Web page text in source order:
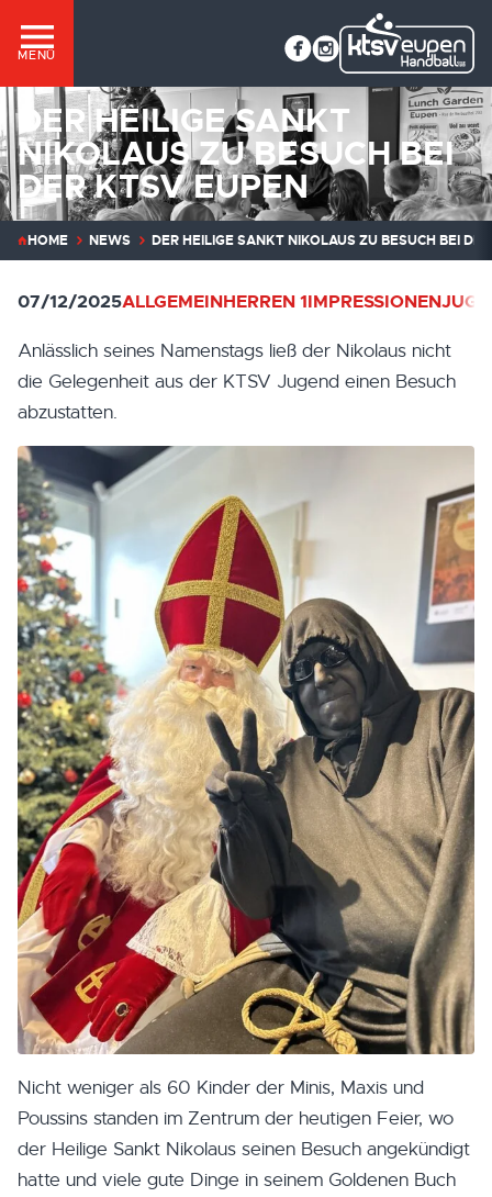
MENÜ
DER HEILIGE SANKT
NIKOLAUS ZU BESUCH BEI
DER KTSV EUPEN
HOME NEWS DER HEILIGE SANKT NIKOLAUS ZU BESUCH BEI
07/12/2025ALLGEMEINHERREN 1IMPRESSIONEN
Anlässlich seines Namenstags ließ der Nikolaus nicht
die Gelegenheit aus der KTSV Jugend einen Besuch
abzustatten.
Nicht weniger als 60 Kinder der Minis, Maxis und
Poussins standen im Zentrum der heutigen Feier, wo
der Heilige Sankt Nikolaus seinen Besuch angekündigt
hatte und viele gute Dinge in seinem Goldenen Buch